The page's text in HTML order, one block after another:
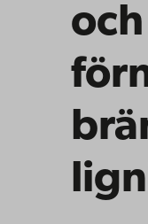
och